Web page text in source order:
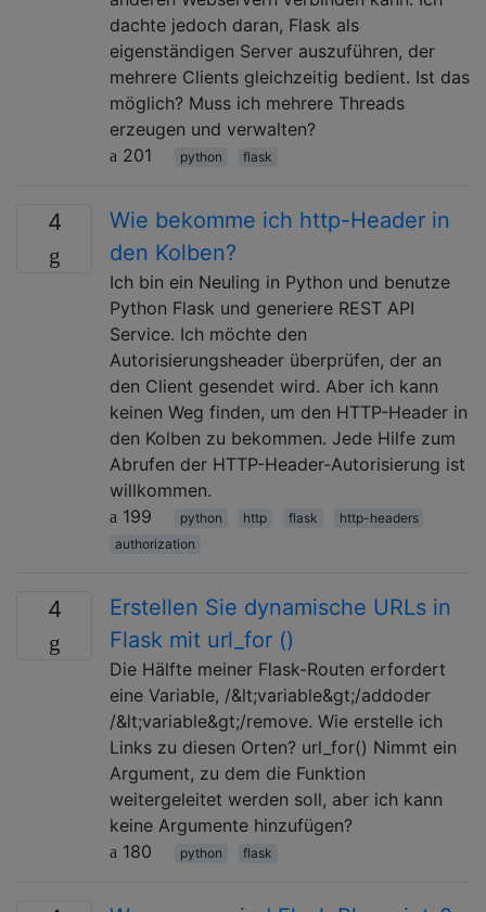
dachte jedoch daran, Flask als
eigenständigen Server auszuführen, der
mehrere Clients gleichzeitig bedient. Ist das
möglich? Muss ich mehrere Threads
erzeugen und verwalten?
201
python flask
4
Wie bekomme ich http-Header in
den Kolben?
Ich bin ein Neuling in Python und benutze
Python Flask und generiere REST API
Service. Ich möchte den
Autorisierungsheader überprüfen, der an
den Client gesendet wird. Aber ich kann
keinen Weg finden, um den HTTP-Header in
den Kolben zu bekommen. Jede Hilfe zum
Abrufen der HTTP-Header-Autorisierung ist
willkommen.
199
python http flask
http-headers
authorization
4
Erstellen Sie dynamische URLs in
Flask mit url_for ()
Die Hälfte meiner Flask-Routen erfordert
eine Variable, /&lt;variable&gt;/addoder
/&lt;variable&gt;/remove. Wie erstelle ich
Links zu diesen Orten? url_for() Nimmt ein
Argument, zu dem die Funktion
weitergeleitet werden soll, aber ich kann
keine Argumente hinzufügen?
180
python flask